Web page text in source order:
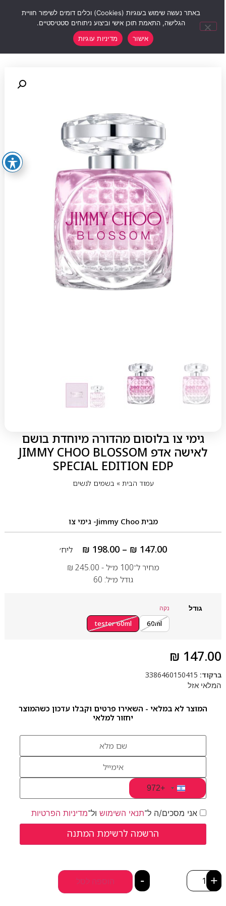
גימי צו בלוסום מהדורה מיוחדת בושם
לאישה אדפ JIMMY CHOO BLOSSOM
SPECIAL EDITION EDP
עמוד הבית» בשמים לנשים
מבית Jimmy Choo- גימי צו
₪ 147.00
–
₪ 198.00
ליח׳
מחיר ל־100 מ״ל -
₪ 245.00
גודל מ״ל: 60
גודל נקה
60ml
tester 60ml
₪ 147.00
ברקוד: 3386460150415
המלאי אזל
המוצר לא במלאי - השאירו פרטים וקבלו עדכון כשהמוצר
יחזור למלאי
Israel +972
+972
אני מסכים/ה ל־תנאי השימושול־מדיניות הפרטיות
- + הוספה לסל
באתר נעשה שימוש בעוגיות (Cookies) וכלים דומים לשיפור חוויית
הגלישה, התאמת תוכן אישי וביצוע ניתוחים סטטיסטיים.
אישור
מדיניות עוגיות